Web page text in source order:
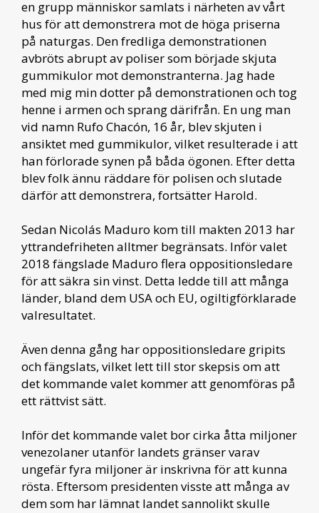
en grupp människor samlats i närheten av vårt
hus för att demonstrera mot de höga priserna
på naturgas. Den fredliga demonstrationen
avbröts abrupt av poliser som började skjuta
gummikulor mot demonstranterna. Jag hade
med mig min dotter på demonstrationen och tog
henne i armen och sprang därifrån. En ung man
vid namn Rufo Chacón, 16 år, blev skjuten i
ansiktet med gummikulor, vilket resulterade i att
han förlorade synen på båda ögonen. Efter detta
blev folk ännu räddare för polisen och slutade
därför att demonstrera, fortsätter Harold.
Sedan Nicolás Maduro kom till makten 2013 har
yttrandefriheten alltmer begränsats. Inför valet
2018 fängslade Maduro flera oppositionsledare
för att säkra sin vinst. Detta ledde till att många
länder, bland dem USA och EU, ogiltigförklarade
valresultatet.
Även denna gång har oppositionsledare gripits
och fängslats, vilket lett till stor skepsis om att
det kommande valet kommer att genomföras på
ett rättvist sätt.
Inför det kommande valet bor cirka åtta miljoner
venezolaner utanför landets gränser varav
ungefär fyra miljoner är inskrivna för att kunna
rösta. Eftersom presidenten visste att många av
dem som har lämnat landet sannolikt skulle